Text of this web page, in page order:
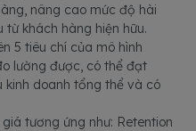
nâng cao mức độ hài
khách hàng hiện hữu.
5 tiêu chí của mô hình
lường được, có thể đạt
doanh tổng thể và có
tương ứng như: Retention